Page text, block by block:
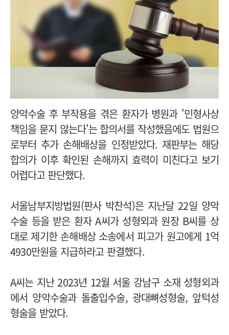
양악수술 후 부작용을 겪은 환자가 병원과 '민형사상
책임을 묻지 않는다'는 합의서를 작성했음에도 법원으
로부터 추가 손해배상을 인정받았다. 재판부는 해당
합의가 이후 확인된 손해까지 효력이 미친다고 보기
어렵다고 판단했다.
서울남부지방법원(판사 박찬석)은 지난달 22일 양악
수술 등을 받은 환자 A씨가 성형외과 원장 B씨를 상
대로 제기한 손해배상 소송에서 피고가 원고에게 1억
4930만원을 지급하라고 판결했다.
A씨는 지난 2023년 12월 서울 강남구 소재 성형외과
에서 양악수술과 돌출입수술, 광대뼈성형술, 앞턱성
형술을 받았다.